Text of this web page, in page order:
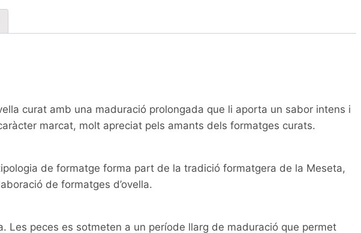
250
curat amb una maduració prolongada que li aporta un sabor intens i
marcat, molt apreciat pels amants dels formatges curats.
de formatge forma part de la tradició formatgera de la Meseta,
de formatges d’ovella.
Les peces es sotmeten a un període llarg de maduració que permet